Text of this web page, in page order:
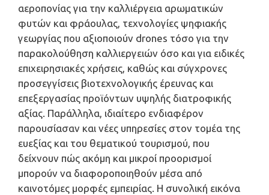
αεροπονίας για την καλλιέργεια αρωματικών
φυτών και φράουλας, τεχνολογίες ψηφιακής
γεωργίας που αξιοποιούν drones τόσο για την
παρακολούθηση καλλιεργειών όσο και για ειδικές
επιχειρησιακές χρήσεις, καθώς και σύγχρονες
προσεγγίσεις βιοτεχνολογικής έρευνας και
επεξεργασίας προϊόντων υψηλής διατροφικής
αξίας. Παράλληλα, ιδιαίτερο ενδιαφέρον
παρουσίασαν και νέες υπηρεσίες στον τομέα της
ευεξίας και του θεματικού τουρισμού, που
δείχνουν πώς ακόμη και μικροί προορισμοί
μπορούν να διαφοροποιηθούν μέσα από
καινοτόμες μορφές εμπειρίας. Η συνολική εικόνα